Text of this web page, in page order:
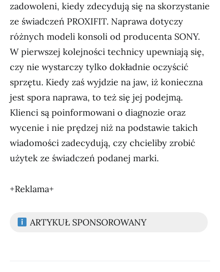
zadowoleni, kiedy zdecydują się na skorzystanie
ze świadczeń PROXIFIT. Naprawa dotyczy
różnych modeli konsoli od producenta SONY.
W pierwszej kolejności technicy upewniają się,
czy nie wystarczy tylko dokładnie oczyścić
sprzętu. Kiedy zaś wyjdzie na jaw, iż konieczna
jest spora naprawa, to też się jej podejmą.
Klienci są poinformowani o diagnozie oraz
wycenie i nie prędzej niż na podstawie takich
wiadomości zadecydują, czy chcieliby zrobić
użytek ze świadczeń podanej marki.
+Reklama+
ARTYKUŁ SPONSOROWANY